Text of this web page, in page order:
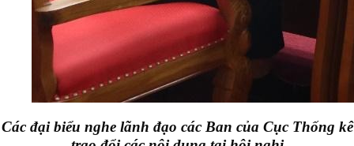
Các đại biểu nghe lãnh đạo các Ban của Cục Thống kê